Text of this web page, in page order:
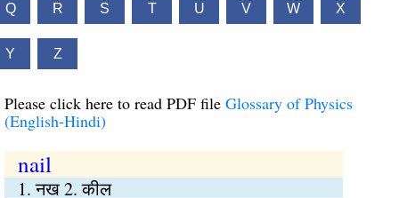
Q R S T U V W X
Y Z
Please click here to read PDF file Glossary of Physics
(English-Hindi)
nail
1. नख 2. कील